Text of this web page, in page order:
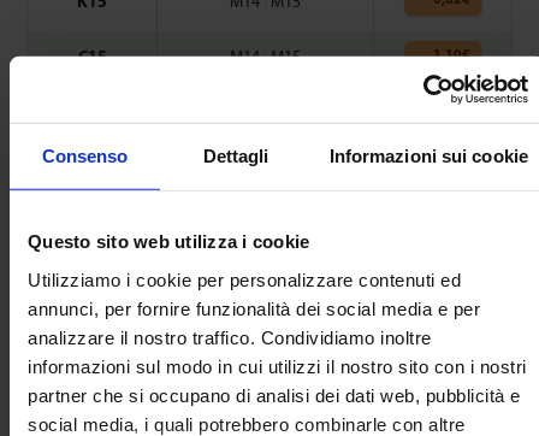
Consenso Dettagli Informazioni sui cookie
Questo sito web utilizza i cookie
Utilizziamo i cookie per personalizzare contenuti ed
annunci, per fornire funzionalità dei social media e per
analizzare il nostro traffico. Condividiamo inoltre
informazioni sul modo in cui utilizzi il nostro sito con i nostri
partner che si occupano di analisi dei dati web, pubblicità e
social media, i quali potrebbero combinarle con altre
C15 M14| M15 1,10€
M22 1,27€
C30 M30 1,73
K45 M45
Clips made from Spring Steel – 0.3mm thick.
The projection is increased by 0.3mm when using the clips.